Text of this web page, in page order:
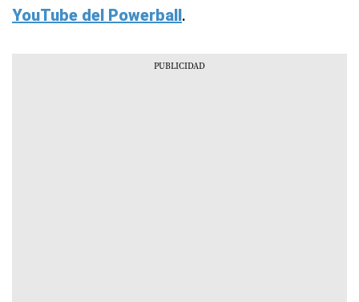
YouTube del Powerball.